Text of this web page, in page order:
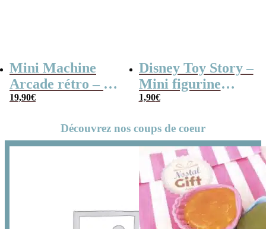
Mini Machine
Arcade rétro – 26
jeux et 99 niveaux
19,90€
Disney Toy Story –
Mini figurine
mystère série B
1,90€
Découvrez nos coups de coeur